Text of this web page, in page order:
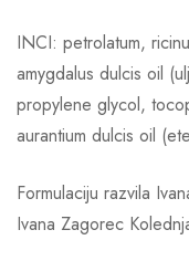
INCI: petrolatum,
amygdalus dulcis oil
propylene glycol,
aurantium dulcis oil
Formulaciju razvila
Ivana Zagorec